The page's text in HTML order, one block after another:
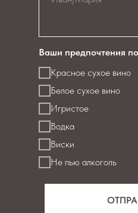
Ваши предпочтения
Красное сухое вино
Белое сухое вино
Игристое
Водка
Виски
Не пью алкоголь